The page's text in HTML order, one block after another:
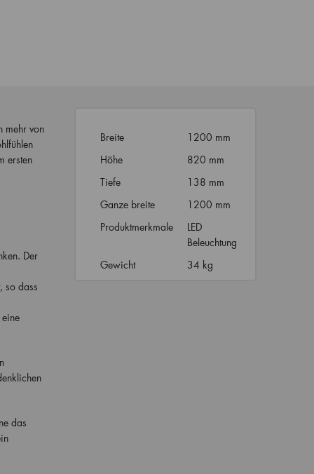
mehr von
ersten
Der
so dass
das
Breite
1200 mm
Höhe
820 mm
Tiefe
138 mm
Ganze breite
1200 mm
Produktmerkmale
LED
Beleuchtung
Gewicht
34 kg